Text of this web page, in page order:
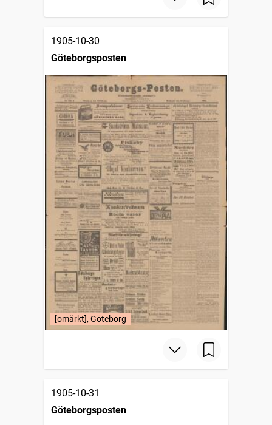
1905-10-30
Göteborgsposten
[omärkt], Göteborg
1905-10-31
Göteborgsposten